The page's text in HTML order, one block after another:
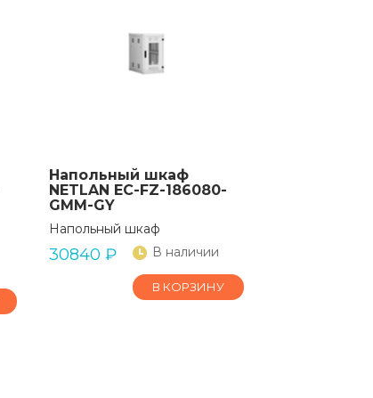
Напольный шкаф
NETLAN EC-FZ-186080-
GMM-GY
Напольный шкаф
30840 ₽ В наличии
В КОРЗИНУ